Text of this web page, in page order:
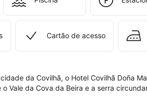
Affiliated
by
Meliá.
Cartão de acesso
da Covilhã, o Hotel Covilhã Doña
Vale da Cova da Beira e a serra